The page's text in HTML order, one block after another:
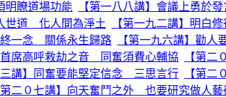
明瞭道場功能 【第一八八講】會議上勇於
世道 化人間為淨土 【第一九二講】明白
終一念 關係永生歸路 【第一九六講】勸
首席高呼救劫之音 同奮須費心輔協 【第
三講】同奮要能堅定信念 三思言行 【第二
第二０七講】向天奮鬥之外 也要研究做人藝